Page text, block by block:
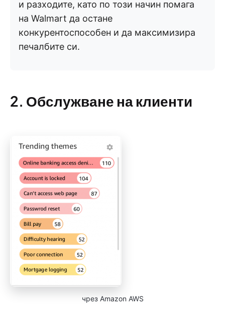
и разходите, като по този начин помага
на Walmart да остане
конкурентоспособен и да максимизира
печалбите си.
2. Обслужване на клиенти
чрез Amazon AWS